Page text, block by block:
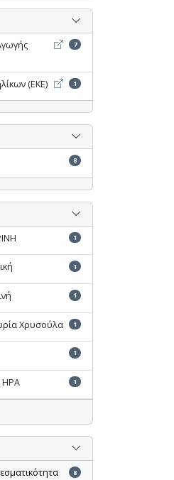
Επιστήμες της Αγωγής
7
(ΕΚΕ) Εκπαίδευση Ενηλίκων
1
8
1
1
1
Χρυσούλα 1
1
ΗΡΑ 1
8